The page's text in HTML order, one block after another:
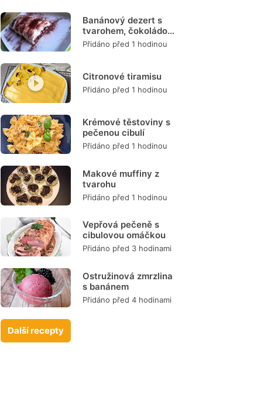
Banánový dezert s
tvarohem, čokoládou
a burizony
Přidáno před 1 hodinou
Citronové tiramisu
Přidáno před 1 hodinou
Krémové těstoviny s
pečenou cibulí
Přidáno před 1 hodinou
Makové muffiny z
tvarohu
Přidáno před 1 hodinou
Vepřová pečeně s
cibulovou omáčkou
Přidáno před 3 hodinami
Ostružinová zmrzlina
s banánem
Přidáno před 4 hodinami
Další recepty